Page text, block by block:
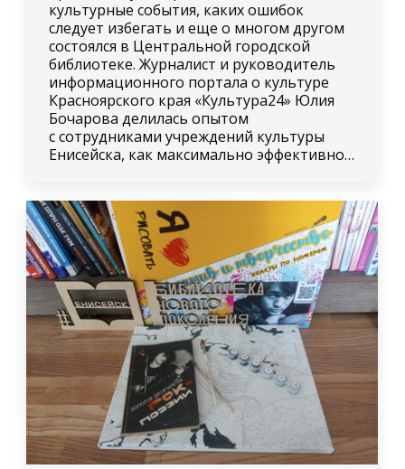
культурные события, каких ошибок
следует избегать и еще о многом другом
состоялся в Центральной городской
библиотеке. Журналист и руководитель
информационного портала о культуре
Красноярского края «Культура24» Юлия
Бочарова делилась опытом
с сотрудниками учреждений культуры
Енисейска, как максимально эффективно…